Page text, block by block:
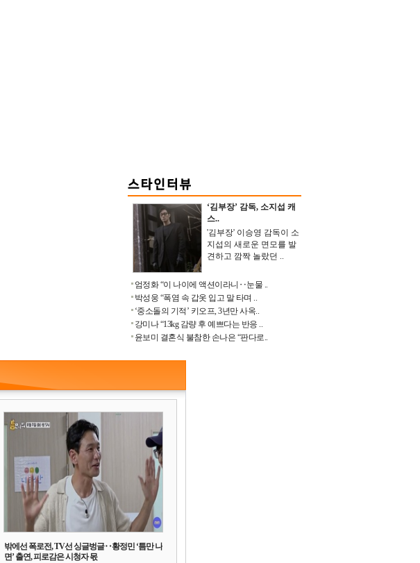
‘김부장’ 감독, 소지섭 캐
스..
'김부장' 이승영 감독이 소
지섭의 새로운 면모를 발
견하고 깜짝 놀랐던 ..
엄정화 “이 나이에 액션이라니‥눈물 ..
박성웅 “폭염 속 갑옷 입고 말 타며 ..
‘중소돌의 기적’ 키오프, 3년만 사옥..
강미나 “13kg 감량 후 예쁘다는 반응 ..
윤보미 결혼식 불참한 손나은 “판다로..
밖에선 폭로전, TV선 싱글벙글‥황정민 ‘틈만 나
면’ 출연, 피로감은 시청자 몫